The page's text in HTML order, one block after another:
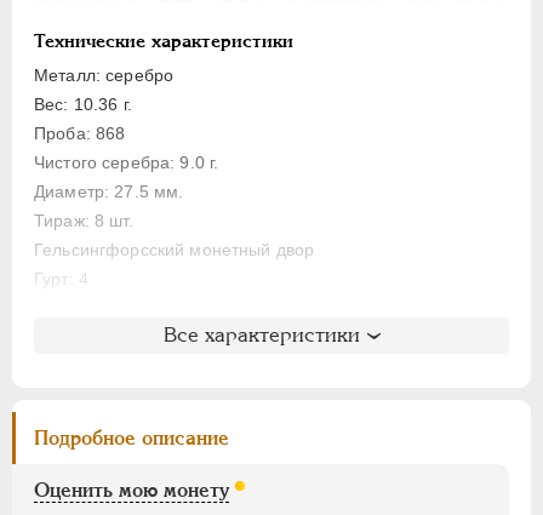
Технические характеристики
Металл: серебро
Вес: 10.36 г.
Проба: 868
Чистого серебра: 9.0 г.
Диаметр: 27.5 мм.
Тираж: 8 шт.
Гельсингфорсский монетный двор
Гурт: 4
Литература и редкость
Уздеников: 4681(черта с точкой)
Семёнов
Все характеристики
Подробное описание
Оценить мою монету
Медь
Памятные и донативные
Пробные
Для Финляндии
20 марок
10 марок
2 марки
20 пенни
10 пенни